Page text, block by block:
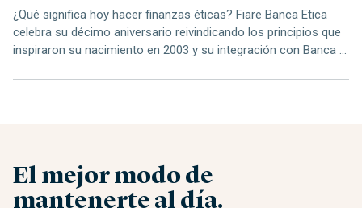
¿Qué significa hoy hacer finanzas éticas? Fiare Banca Etica
celebra su décimo aniversario reivindicando los principios que
inspiraron su nacimiento en 2003 y su integración con Banca ...
El mejor modo de
mantenerte al día.